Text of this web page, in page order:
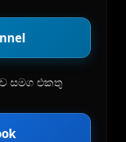
සමග එකතු